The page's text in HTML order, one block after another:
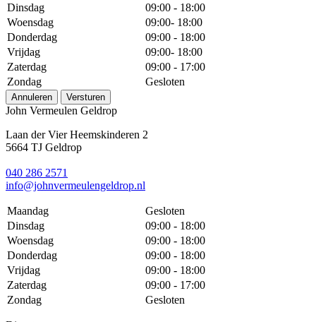
Dinsdag
09:00 - 18:00
Woensdag
09:00- 18:00
Donderdag
09:00 - 18:00
Vrijdag
09:00- 18:00
Zaterdag
09:00 - 17:00
Zondag
Gesloten
Annuleren Versturen
John Vermeulen Geldrop
Laan der Vier Heemskinderen 2
5664 TJ Geldrop
040 286 2571
info@johnvermeulengeldrop.nl
Maandag
Gesloten
Dinsdag
09:00 - 18:00
Woensdag
09:00 - 18:00
Donderdag
09:00 - 18:00
Vrijdag
09:00 - 18:00
Zaterdag
09:00 - 17:00
Zondag
Gesloten